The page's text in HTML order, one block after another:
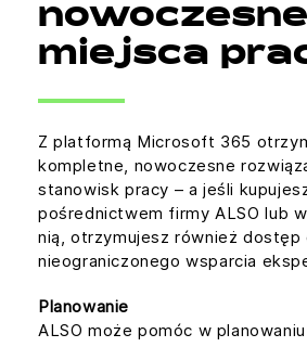
miejsca
Z platformą Microsoft 365
kompletne, nowoczesne
stanowisk pracy – a jeśli
pośrednictwem firmy ALSO lub
nią, otrzymujesz również dostęp
nieograniczonego wsparcia
Planowanie
ALSO może pomóc w